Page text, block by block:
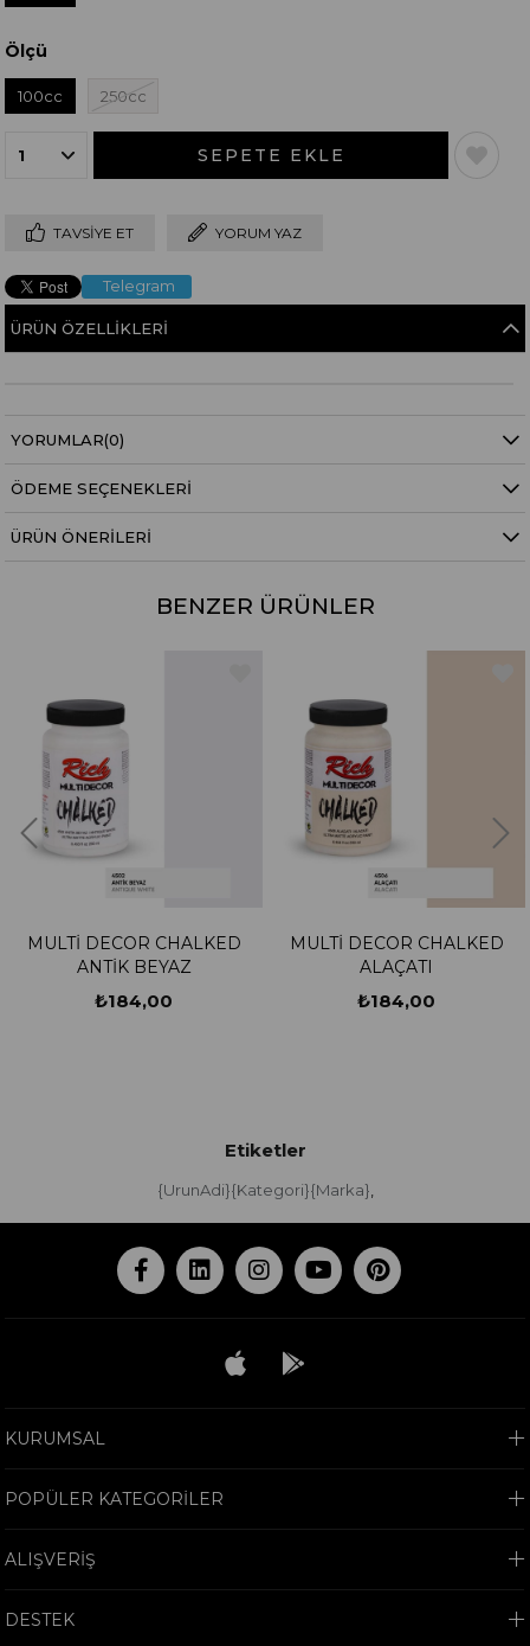
Ölçü
100cc 250cc
TAVSIYE ET YORUM YAZ
Telegram
ÜRÜN ÖZELLIKLERI
YORUMLAR(0)
ÖDEME SEÇENEKLERI
ÜRÜN ÖNERILERI
BENZER ÜRÜNLER
MULTİ DECOR CHALKED
ANTİK BEYAZ
₺184,00
MULTİ DECOR CHALKED
ALAÇATI
₺184,00
Etiketler
{UrunAdi}{Kategori}{Marka},
KURUMSAL
POPÜLER KATEGORİLER
ALIŞVERİŞ
DESTEK